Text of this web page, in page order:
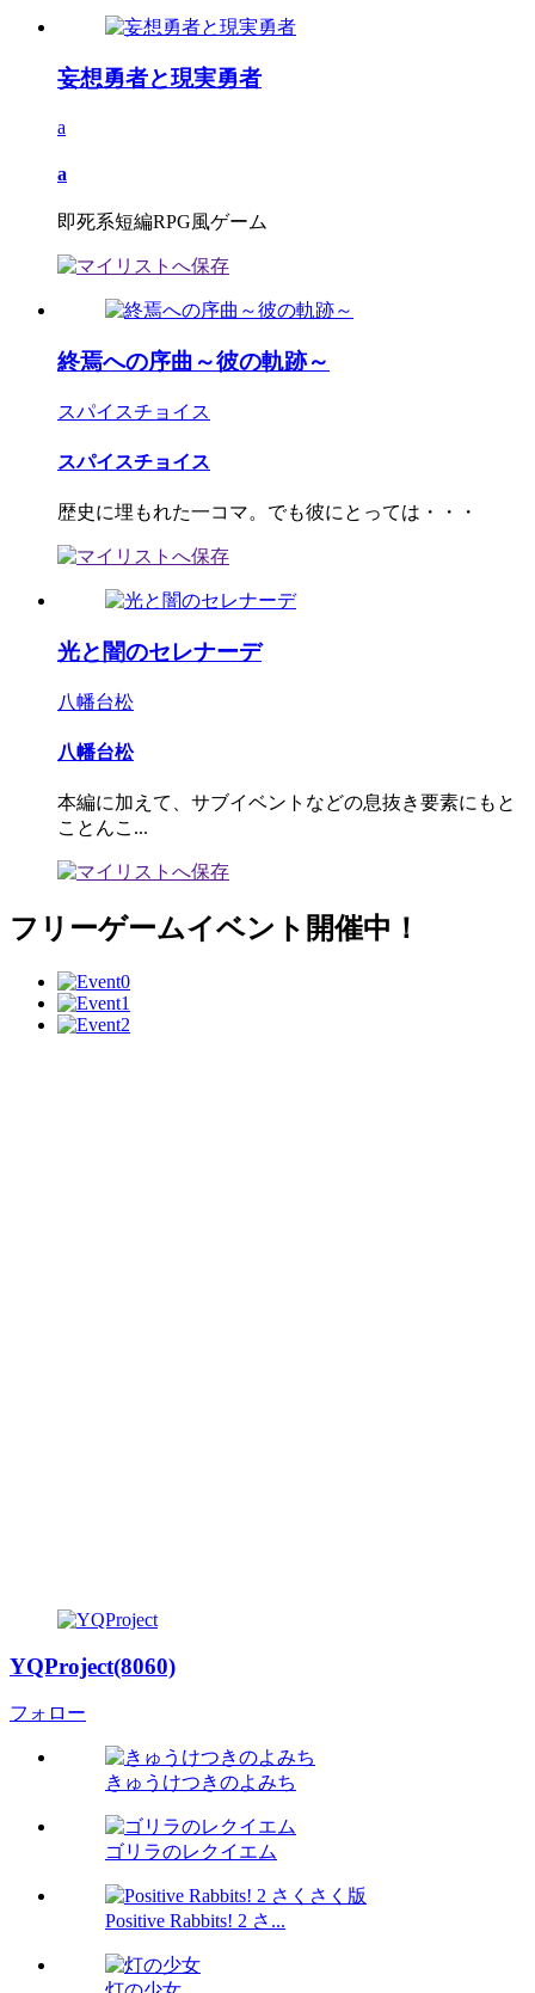
妄想勇者と現実勇者
a
a
即死系短編RPG風ゲーム
終焉への序曲～彼の軌跡～
スパイスチョイス
スパイスチョイス
歴史に埋もれた一コマ。でも彼にとっては・・・
光と闇のセレナーデ
八幡台松
八幡台松
本編に加えて、サブイベントなどの息抜き要素にもと
ことんこ...
フリーゲームイベント開催中！
YQProject(8060)
フォロー
きゅうけつきのよみち
ゴリラのレクイエム
Positive Rabbits! 2 さ...